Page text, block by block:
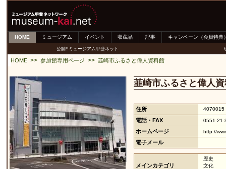
HOME ミュージアム イベント 収蔵品 記事 キャンペーン（会員特典
公開!!ミュージアム甲斐ネット
HOME >> 参加館専用ページ >> 韮崎市ふるさと偉人資料館
韮崎市ふるさと偉人
住所 4070015
電話・FAX 0551-
ホームページ http://
電子メール
メインカテゴリ
歴史
文化